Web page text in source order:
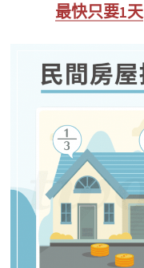
最快只要1天